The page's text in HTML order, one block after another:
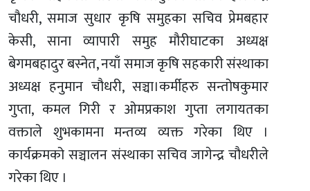
चौधरी, समाज सुधार कृषि समुहका सचिव प्रेमबहार
केसी, साना व्यापारी समुह मौरीघाटका अध्यक्ष
बेगमबहादुर बस्नेत, नयाँ समाज कृषि सहकारी संस्थाका
अध्यक्ष हनुमान चौधरी, सञ्चा।कर्मीहरु सन्तोषकुमार
गुप्ता, कमल गिरी र ओमप्रकाश गुप्ता लगायतका
वक्ताले शुभकामना मन्तव्य व्यक्त गरेका थिए ।
कार्यक्रमको सञ्चालन संस्थाका सचिव जागेन्द्र चौधरीले
गरेका थिए ।